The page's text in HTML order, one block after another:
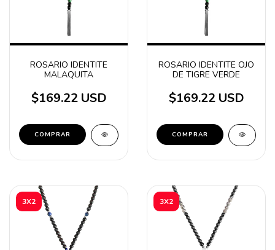
ROSARIO IDENTITE
MALAQUITA
$169.22 USD
ROSARIO IDENTITE OJO
DE TIGRE VERDE
$169.22 USD
3X2 3X2